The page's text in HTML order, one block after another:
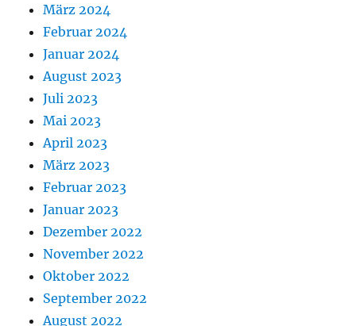
März 2024
Februar 2024
Januar 2024
August 2023
Juli 2023
Mai 2023
April 2023
März 2023
Februar 2023
Januar 2023
Dezember 2022
November 2022
Oktober 2022
September 2022
August 2022